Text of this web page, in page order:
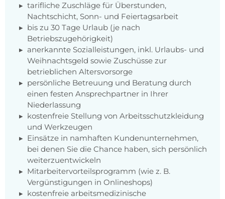
tarifliche Zuschläge für Überstunden,
Nachtschicht, Sonn- und Feiertagsarbeit
bis zu 30 Tage Urlaub (je nach
Betriebszugehörigkeit)
anerkannte Sozialleistungen, inkl. Urlaubs- und
Weihnachtsgeld sowie Zuschüsse zur
betrieblichen Altersvorsorge
persönliche Betreuung und Beratung durch
einen festen Ansprechpartner in Ihrer
Niederlassung
kostenfreie Stellung von Arbeitsschutzkleidung
und Werkzeugen
Einsätze in namhaften Kundenunternehmen,
bei denen Sie die Chance haben, sich persönlich
weiterzuentwickeln
Mitarbeitervorteilsprogramm (wie z. B.
Vergünstigungen in Onlineshops)
kostenfreie arbeitsmedizinische